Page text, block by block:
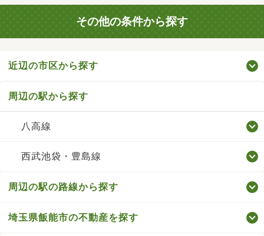
その他の条件から探す
近辺の市区から探す
周辺の駅から探す
八高線
西武池袋・豊島線
周辺の駅の路線から探す
埼玉県飯能市の不動産を探す